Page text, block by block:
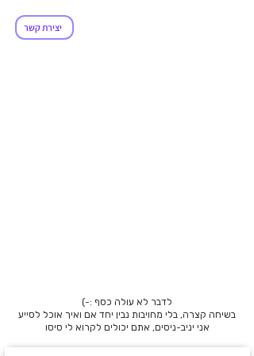
יצירת קשר
לדבר לא עולה כסף :-)
בשיחה קצרה, בלי מחויבות נבין יחד אם ואיך אוכל לסייע
אני יניב-ניסים, אתם יכולים לקרוא לי סיסו